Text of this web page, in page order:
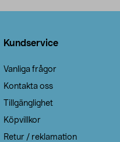
Kundservice
Vanliga frågor
Kontakta oss
Tillgänglighet
Köpvillkor
Retur / reklamation